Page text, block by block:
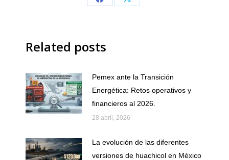
Share
Share
Related posts
Pemex ante la Transición
Energética: Retos operativos y
financieros al 2026.
28 abril, 2026
La evolución de las diferentes
versiones de huachicol en México